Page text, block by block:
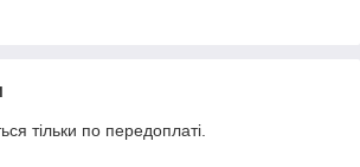
тільки по передоплаті.